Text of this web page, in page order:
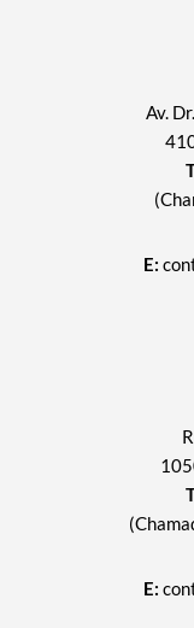
Av.
E:
E: